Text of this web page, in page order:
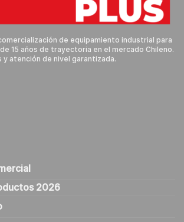
de equipamiento industrial para
15 años de trayectoria en el mercado Chileno.
y atención de nivel garantizada.
2026